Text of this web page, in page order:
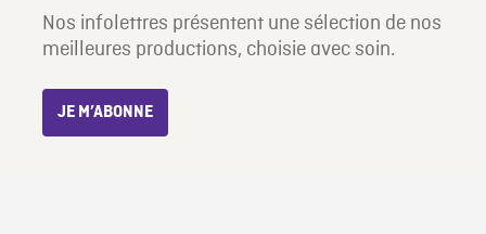
Nos infolettres présentent une sélection de nos
meilleures productions, choisie avec soin.
JE M’ABONNE